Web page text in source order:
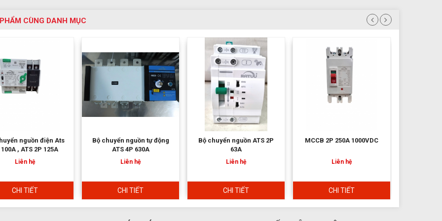
CÙNG DANH MỤC
nguồn tự động
ATS 4P 630A
Liên hệ
CHI TIẾT
Bộ chuyển nguồn ATS 2P
63A
Liên hệ
CHI TIẾT
MCCB 2P 250A 1000VDC
Liên hệ
CHI TIẾT
Bộ chuyển nguồn điện Ats
Liên hệ
CHI TIẾT